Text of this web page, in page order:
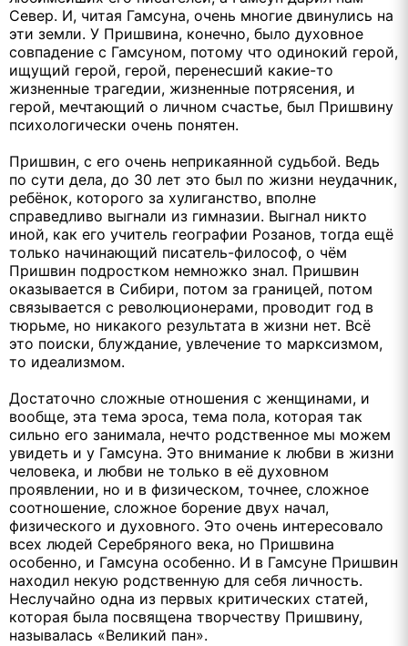
Север. И, читая Гамсуна, очень многие двинулись на
эти земли. У Пришвина, конечно, было духовное
совпадение с Гамсуном, потому что одинокий герой,
ищущий герой, герой, перенесший какие-то
жизненные трагедии, жизненные потрясения, и
герой, мечтающий о личном счастье, был Пришвину
психологически очень понятен.
Пришвин, с его очень неприкаянной судьбой. Ведь
по сути дела, до 30 лет это был по жизни неудачник,
ребёнок, которого за хулиганство, вполне
справедливо выгнали из гимназии. Выгнал никто
иной, как его учитель географии Розанов, тогда ещё
только начинающий писатель-философ, о чём
Пришвин подростком немножко знал. Пришвин
оказывается в Сибири, потом за границей, потом
связывается с революционерами, проводит год в
тюрьме, но никакого результата в жизни нет. Всё
это поиски, блуждание, увлечение то марксизмом,
то идеализмом.
Достаточно сложные отношения с женщинами, и
вообще, эта тема эроса, тема пола, которая так
сильно его занимала, нечто родственное мы можем
увидеть и у Гамсуна. Это внимание к любви в жизни
человека, и любви не только в её духовном
проявлении, но и в физическом, точнее, сложное
соотношение, сложное борение двух начал,
физического и духовного. Это очень интересовало
всех людей Серебряного века, но Пришвина
особенно, и Гамсуна особенно. И в Гамсуне Пришвин
находил некую родственную для себя личность.
Неслучайно одна из первых критических статей,
которая была посвящена творчеству Пришвину,
называлась «Великий пан».